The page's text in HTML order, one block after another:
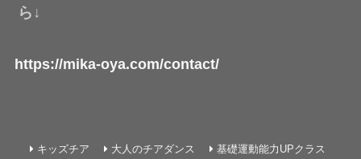
ら↓
https://mika-oya.com/contact/
キッズチア 大人のチアダンス 基礎運動能力UPクラス